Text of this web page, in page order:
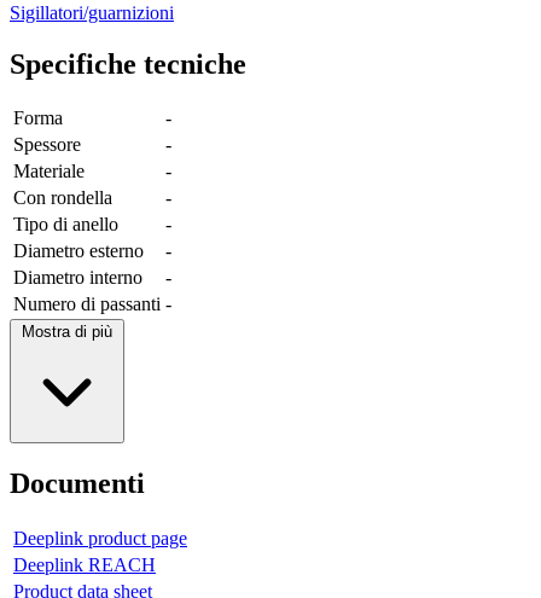
Sigillatori/guarnizioni
Specifiche tecniche
Forma
-
Spessore
-
Materiale
-
Con rondella
-
Tipo di anello
-
Diametro esterno
-
Diametro interno
-
Numero di passanti -
Mostra di più
Documenti
Deeplink product page
Deeplink REACH
Product data sheet